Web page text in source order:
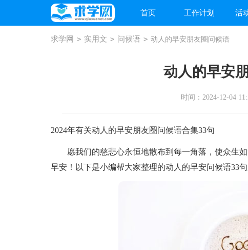
首页 工作计划 活
求学网 > 实用文 > 问候语 > 动人的早安朋友圈问候语
动人的早安
时间：2024-12-04
2024年有关动人的早安朋友圈问候语合集33句
愿我们的慈悲心永恒地散布到每一角落，使众生如
早安！以下是小编帮大家整理的动人的早安问候语33